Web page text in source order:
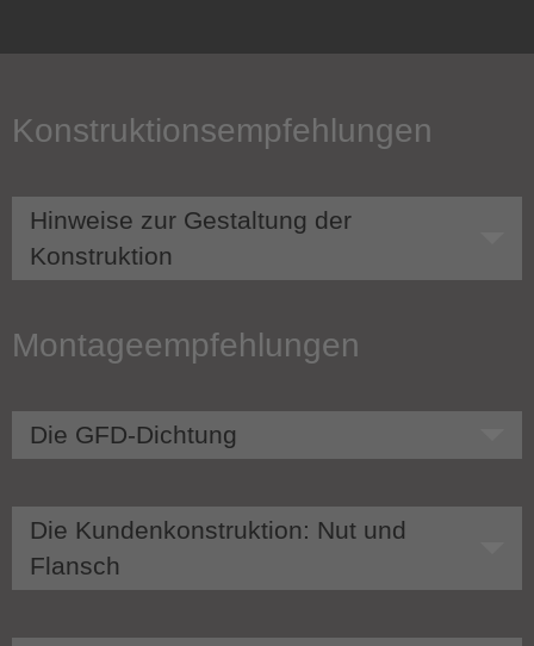
Konstruktionsempfehlungen
Hinweise zur Gestaltung der
Konstruktion
Montageempfehlungen
Die GFD-Dichtung
Die Kundenkonstruktion: Nut und
Flansch